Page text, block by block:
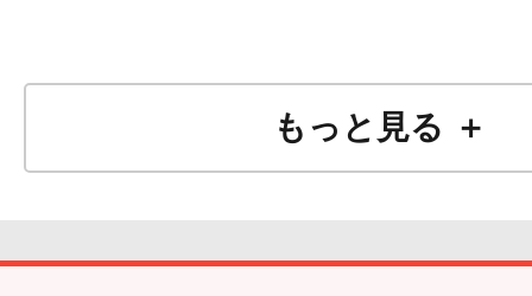
もっと見る ＋